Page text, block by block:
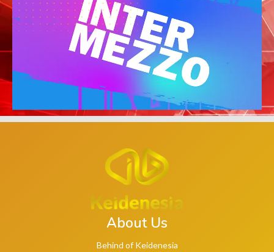
About Us
Behind of Keidenesia